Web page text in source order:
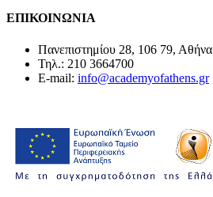
ΕΠΙΚΟΙΝΩΝΙΑ
Πανεπιστημίου 28, 106 79, Αθήνα
Τηλ.: 210 3664700
E-mail: info@academyofathens.gr